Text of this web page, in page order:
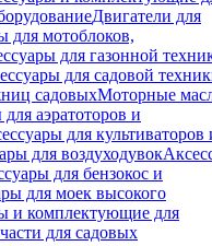
Двигатели для
для мотоблоков,
для газонной
для садовой
садовыхМоторные
аэратоторов и
для культиваторов
для воздуходувок
для бензокос и
для моек высокого
и комплектующие для
для садовых